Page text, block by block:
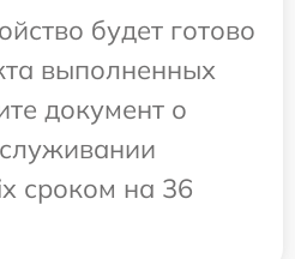
будет готово
выполненных
документ о
сроком на 36